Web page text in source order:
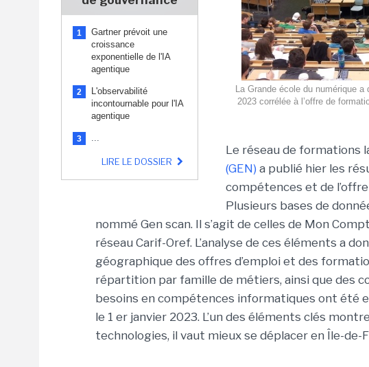
1
Gartner prévoit une
croissance
exponentielle de l'IA
agentique
2
L'observabilité
incontournable pour l'IA
agentique
3 ...
LIRE LE DOSSIER
La Grande école du numérique
2023 corrélée à l’offre de
Le réseau de formations
(GEN) a publié hier les
compétences et de
Plusieurs bases de
nommé Gen scan. Il s’agit de celles de Mon
réseau Carif-Oref. L’analyse de ces éléments a
géographique des offres d’emploi et des
répartition par famille de métiers, ainsi que des
besoins en compétences informatiques ont été
le 1 er janvier 2023. L’un des éléments clés
technologies, il vaut mieux se déplacer en Île-de-